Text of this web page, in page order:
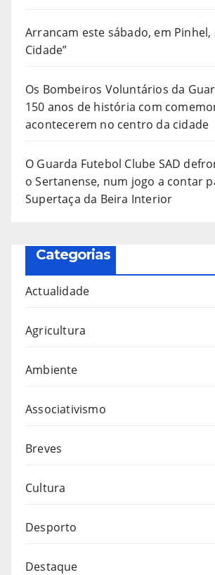
Arrancam este sábado, em Pinhel,
Cidade”
Os Bombeiros Voluntários da
150 anos de história com
acontecerem no centro da cidade
O Guarda Futebol Clube SAD
o Sertanense, num jogo a contar
Supertaça da Beira Interior
Categorias
Actualidade
Agricultura
Ambiente
Associativismo
Breves
Cultura
Desporto
Destaque